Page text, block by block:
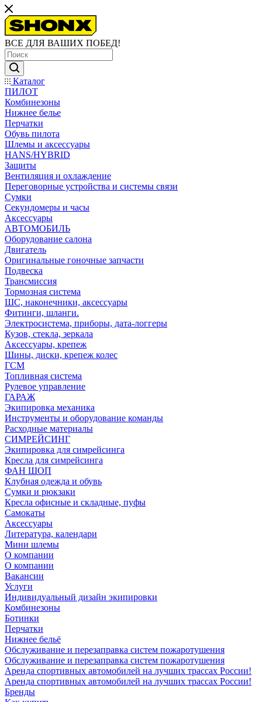
ВСЕ ДЛЯ ВАШИХ ПОБЕД!
Каталог
ПИЛОТ
Комбинезоны
Нижнее белье
Перчатки
Обувь пилота
Шлемы и аксессуары
HANS/HYBRID
Защиты
Вентиляция и охлаждение
Переговорные устройства и системы связи
Сумки
Секундомеры и часы
Аксессуары
АВТОМОБИЛЬ
Оборудование салона
Двигатель
Оригинальные гоночные запчасти
Подвеска
Трансмиссия
Тормозная система
ШС, наконечники, аксессуары
Фитинги, шланги.
Электросистема, приборы, дата-логгеры
Кузов, стекла, зеркала
Аксессуары, крепеж
Шины, диски, крепеж колес
ГСМ
Топливная система
Рулевое управление
ГАРАЖ
Экипировка механика
Инструменты и оборудование команды
Расходные материалы
СИМРЕЙСИНГ
Экипировка для симрейсинга
Кресла для симрейсинга
ФАН ШОП
Клубная одежда и обувь
Сумки и рюкзаки
Кресла офисные и складные, пуфы
Самокаты
Аксессуары
Литература, календари
Мини шлемы
О компании
О компании
Вакансии
Услуги
Индивидуальный дизайн экипировки
Комбинезоны
Ботинки
Перчатки
Нижнее бельё
Обслуживание и перезаправка систем пожаротушения
Обслуживание и перезаправка систем пожаротушения
Аренда спортивных автомобилей на лучших трассах России!
Аренда спортивных автомобилей на лучших трассах России!
Бренды